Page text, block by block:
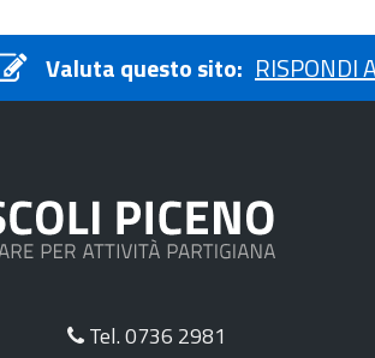
Valuta questo sito: RISPONDI
Tel. 0736 2981